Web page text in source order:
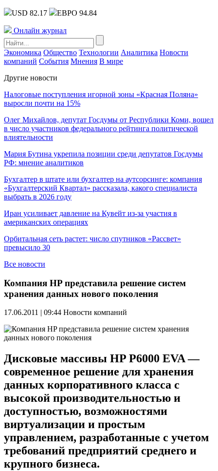
USD 82.17 ЕВРО 94.84
Онлайн журнал
Экономика Общество Технологии Аналитика Новости
компаний События Мнения В мире
Другие новости
Налоговые поступления игорной зоны «Красная Поляна»
выросли почти на 15%
Олег Михайлов, депутат Госдумы от Республики Коми, вошел
в число участников федерального рейтинга политической
влиятельности
Мария Бутина укрепила позиции среди депутатов Госдумы
РФ: мнение аналитиков
Бухгалтер в штате или бухгалтер на аутсорсинге: компания
«Бухгалтерский Квартал» рассказала, какого специалиста
выбрать в 2026 году
Иран усиливает давление на Кувейт из-за участия в
американских операциях
Орбитальная сеть растет: число спутников «Рассвет»
превысило 30
Все новости
Компания HP представила решение систем
хранения данных нового поколения
17.06.2011 | 09:44 Новости компаний
Дисковые массивы HP P6000 EVA —
современное решение для хранения
данных корпоративного класса с
высокой производительностью и
доступностью, возможностями
виртуализации и простым
управлением, разработанные с учетом
требований предприятий среднего и
крупного бизнеса.